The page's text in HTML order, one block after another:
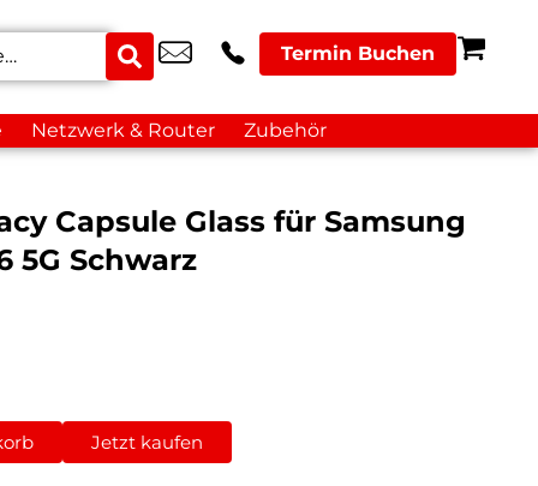
Termin Buchen
Netzwerk & Router Zubehör
Capsule Glass für Samsung
5G Schwarz
Jetzt kaufen